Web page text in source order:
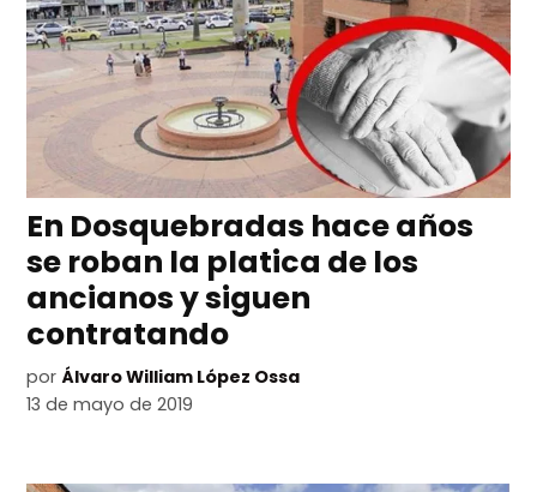
En Dosquebradas hace años
se roban la platica de los
ancianos y siguen
contratando
por Álvaro William López Ossa
13 de mayo de 2019